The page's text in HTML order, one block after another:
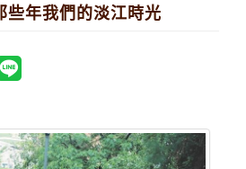
些年我們的淡江時光